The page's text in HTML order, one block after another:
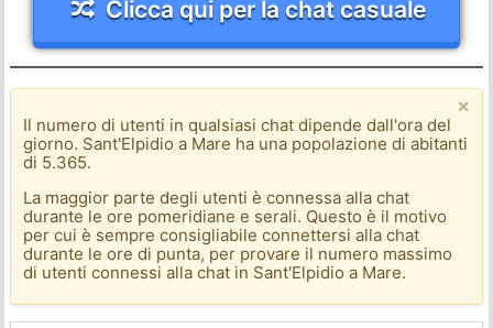
Clicca qui per la chat casuale
×
Il numero di utenti in qualsiasi chat dipende dall'ora del
giorno. Sant'Elpidio a Mare ha una popolazione di abitanti
di 5.365.
La maggior parte degli utenti è connessa alla chat
durante le ore pomeridiane e serali. Questo è il motivo
per cui è sempre consigliabile connettersi alla chat
durante le ore di punta, per provare il numero massimo
di utenti connessi alla chat in Sant'Elpidio a Mare.